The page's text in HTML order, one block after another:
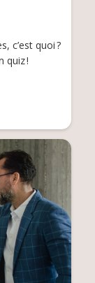
c’est quoi ?
quiz !